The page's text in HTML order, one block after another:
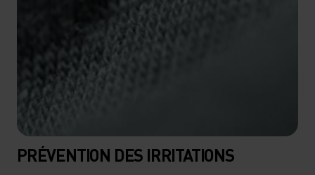
PRÉVENTION DES IRRITATIONS